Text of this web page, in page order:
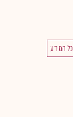
כל המידע